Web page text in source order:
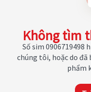
Không tìm
Số sim
chúng tôi, hoặc do đã
phẩm